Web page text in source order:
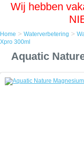
Wij hebben
Home
Waterconditioners
Home > Waterverbetering >
Xpro 300ml
Aquatic